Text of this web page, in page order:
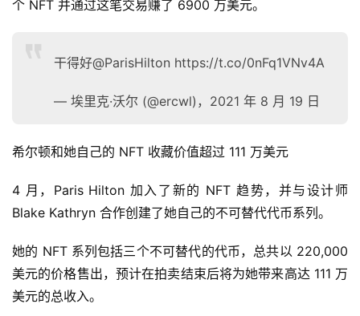
个 NFT 并通过这笔交易赚了 6900 万美元。
干得好@ParisHilton https://t.co/0nFq1VNv4A
— 埃里克·沃尔 (@ercwl)，2021 年 8 月 19 日
希尔顿和她自己的 NFT 收藏价值超过 111 万美元
4 月，Paris Hilton 加入了新的 NFT 趋势，并与设计师
Blake Kathryn 合作创建了她自己的不可替代代币系列。
她的 NFT 系列包括三个不可替代的代币，总共以 220,000
美元的价格售出，预计在拍卖结束后将为她带来高达 111 万
美元的总收入。